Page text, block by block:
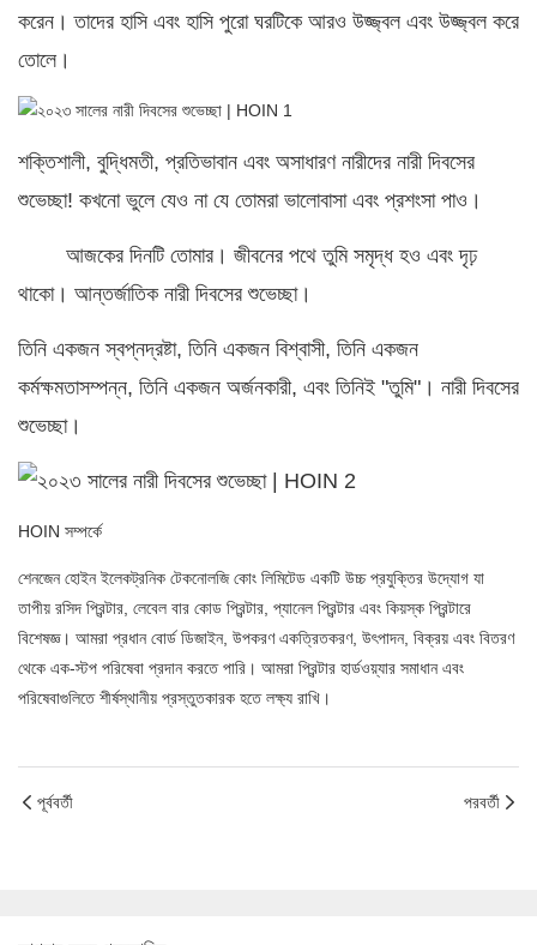
করেন। তাদের হাসি এবং হাসি পুরো ঘরটিকে আরও উজ্জ্বল এবং উজ্জ্বল করে
তোলে।
শক্তিশালী, বুদ্ধিমতী, প্রতিভাবান এবং অসাধারণ নারীদের নারী দিবসের
শুভেচ্ছা! কখনো ভুলে যেও না যে তোমরা ভালোবাসা এবং প্রশংসা পাও।
আজকের দিনটি তোমার। জীবনের পথে তুমি সমৃদ্ধ হও এবং দৃঢ়
থাকো। আন্তর্জাতিক নারী দিবসের শুভেচ্ছা।
তিনি একজন স্বপ্নদ্রষ্টা, তিনি একজন বিশ্বাসী, তিনি একজন
কর্মক্ষমতাসম্পন্ন, তিনি একজন অর্জনকারী, এবং তিনিই "তুমি"। নারী দিবসের
শুভেচ্ছা।
HOIN সম্পর্কে
শেনজেন হোইন ইলেকট্রনিক টেকনোলজি কোং লিমিটেড একটি উচ্চ প্রযুক্তির উদ্যোগ যা
তাপীয় রসিদ প্রিন্টার, লেবেল বার কোড প্রিন্টার, প্যানেল প্রিন্টার এবং কিয়স্ক প্রিন্টারে
বিশেষজ্ঞ। আমরা প্রধান বোর্ড ডিজাইন, উপকরণ একত্রিতকরণ, উৎপাদন, বিক্রয় এবং বিতরণ
থেকে এক-স্টপ পরিষেবা প্রদান করতে পারি। আমরা প্রিন্টার হার্ডওয়্যার সমাধান এবং
পরিষেবাগুলিতে শীর্ষস্থানীয় প্রস্তুতকারক হতে লক্ষ্য রাখি।
পূর্ববর্তী পরবর্তী